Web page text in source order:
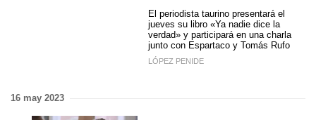
El periodista taurino presentará el
jueves su libro «Ya nadie dice la
verdad» y participará en una charla
junto con Espartaco y Tomás Rufo
LÓPEZ PENIDE
16 may 2023